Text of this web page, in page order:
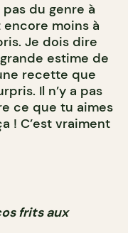
du genre à
moins à
Je dois dire
estime de
recette que
Il n’y a pas
ce que tu aimes
! C’est vraiment
frits aux